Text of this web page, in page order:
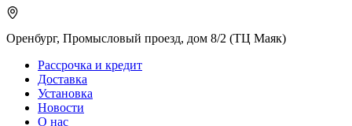
Оренбург, Промысловый проезд, дом 8/2 (ТЦ Маяк)
Рассрочка и кредит
Доставка
Установка
Новости
О нас